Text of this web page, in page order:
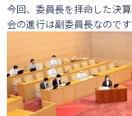
今回、委員長を拝命した決
会の進行は副委員長なので